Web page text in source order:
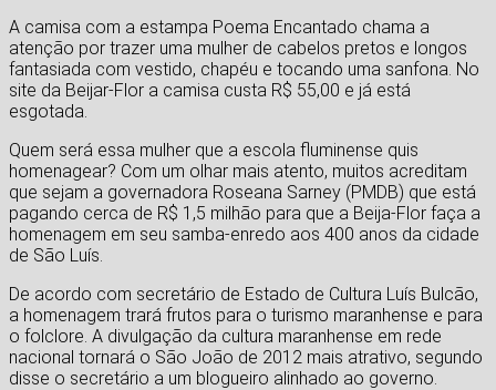
A camisa com a estampa Poema Encantado chama a
atenção por trazer uma mulher de cabelos pretos e longos
fantasiada com vestido, chapéu e tocando uma sanfona. No
site da Beijar-Flor a camisa custa R$ 55,00 e já está
esgotada.
Quem será essa mulher que a escola fluminense quis
homenagear? Com um olhar mais atento, muitos acreditam
que sejam a governadora Roseana Sarney (PMDB) que está
pagando cerca de R$ 1,5 milhão para que a Beija-Flor faça a
homenagem em seu samba-enredo aos 400 anos da cidade
de São Luís.
De acordo com secretário de Estado de Cultura Luís Bulcão,
a homenagem trará frutos para o turismo maranhense e para
o folclore. A divulgação da cultura maranhense em rede
nacional tornará o São João de 2012 mais atrativo, segundo
disse o secretário a um blogueiro alinhado ao governo.